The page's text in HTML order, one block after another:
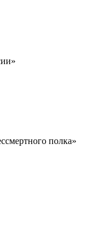
полка»